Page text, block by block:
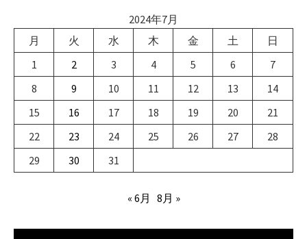
2024年7月
月
火 水 木 金 土
日
1
2 3 4 5 6
7
8
9 10 11 12 13
14
15
16 17 18 19 20
21
22
23 24 25 26 27
28
29
30 31
« 6月 8月 »